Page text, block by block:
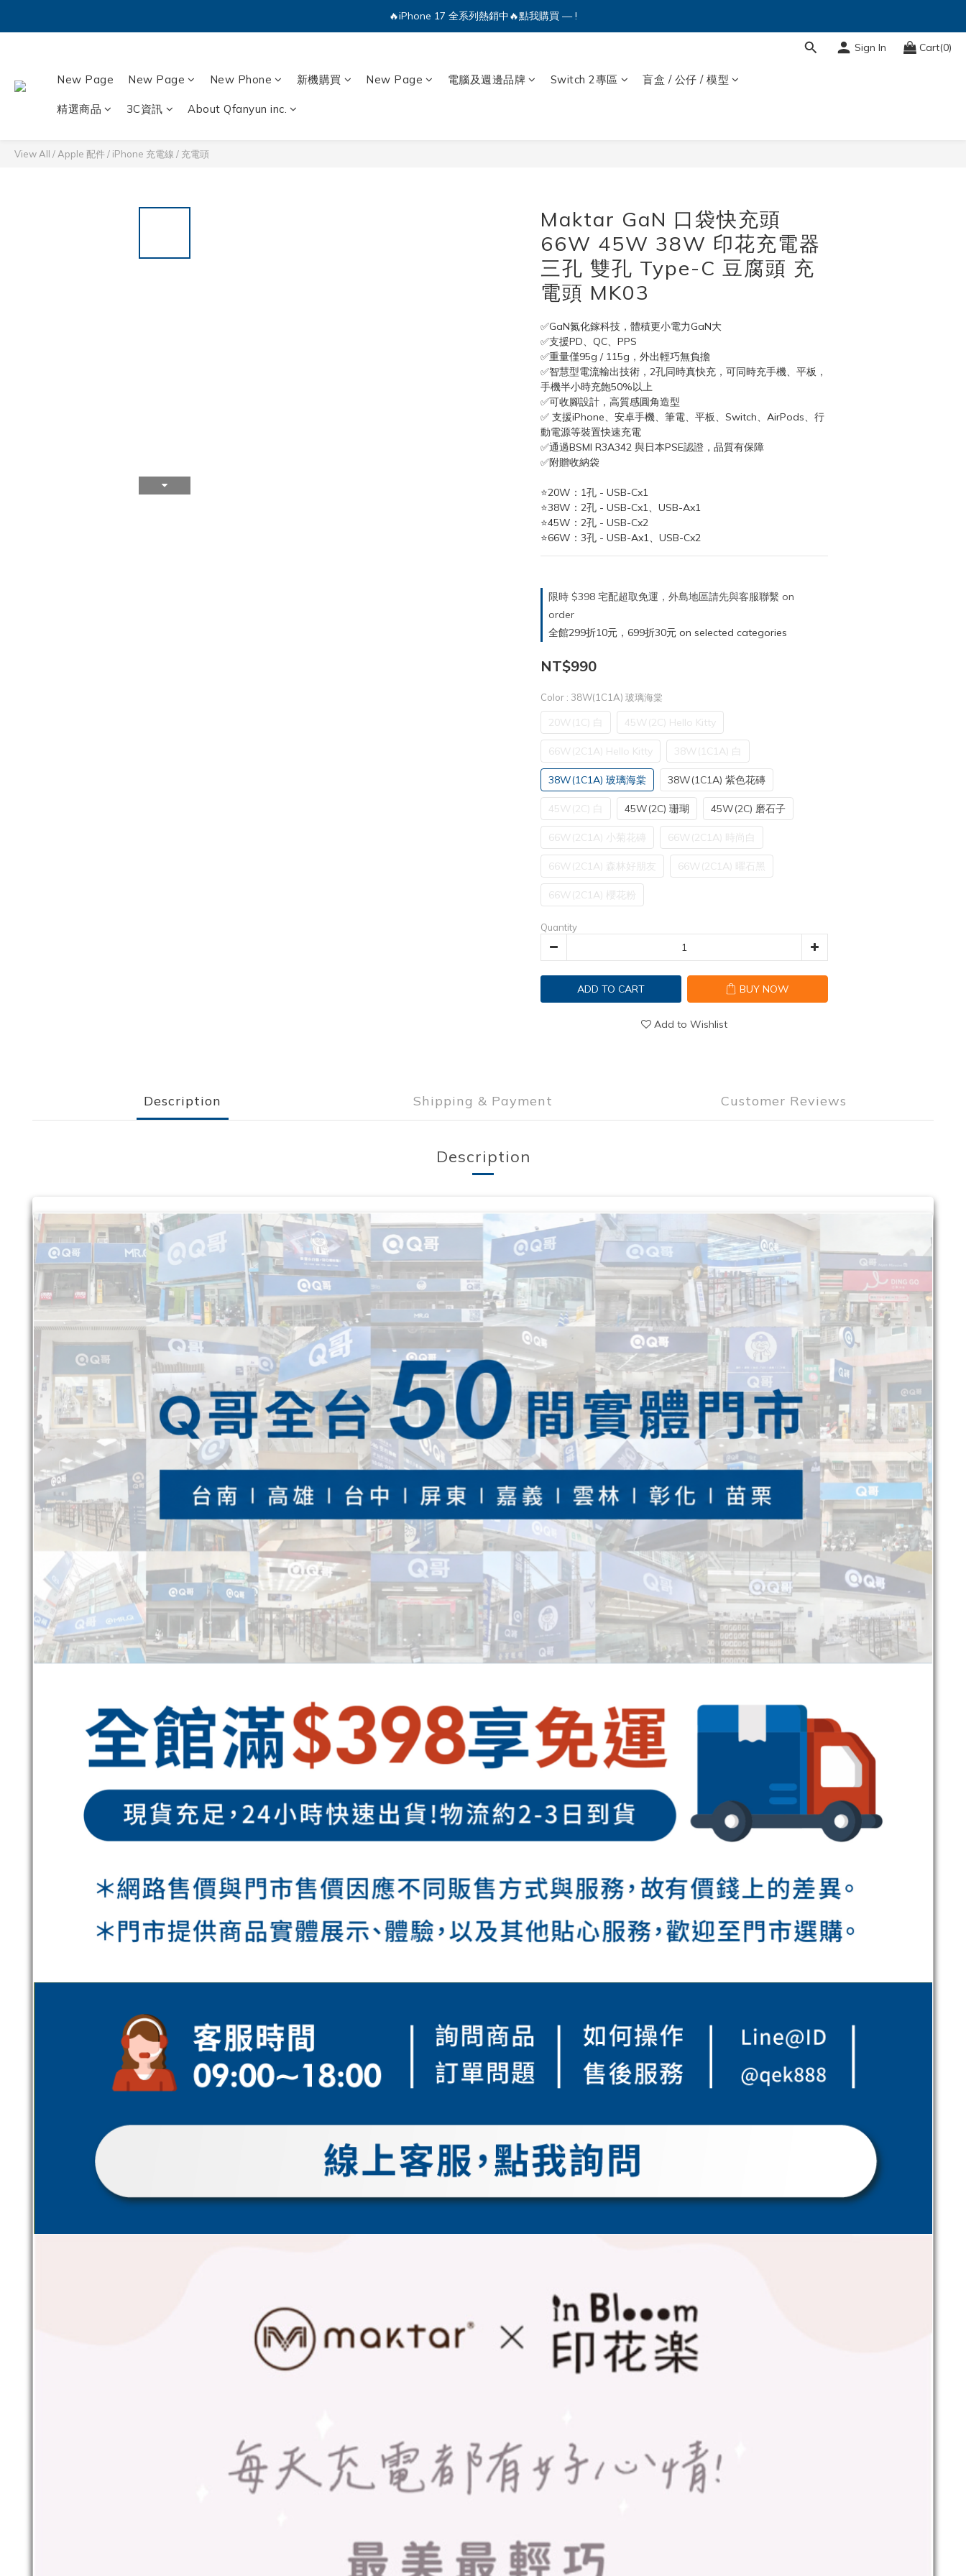
🔥iPhone 17 全系列熱銷中🔥點我購買 — !
💕加入Q哥 Line 新好友領優惠券！🎫
Sign In Cart(0)
New Page New Page New Phone 新機購買 New Page 電腦及週邊品牌 Switch 2專區 盲盒 / 公仔 / 模型
精選商品 3C資訊 About Qfanyun inc.
View All / Apple 配件/ iPhone 充電線 / 充電頭
Maktar GaN 口袋快充頭
66W 45W 38W 印花充電器
三孔 雙孔 Type-C 豆腐頭 充
電頭 MK03
✅GaN氮化鎵科技，體積更小電力GaN大
✅支援PD、QC、PPS
✅重量僅95g / 115g，外出輕巧無負擔
✅智慧型電流輸出技術，2孔同時真快充，可同時充手機、平板，
手機半小時充飽50%以上
✅可收腳設計，高質感圓角造型
✅ 支援iPhone、安卓手機、筆電、平板、Switch、AirPods、行
動電源等裝置快速充電
✅通過BSMI R3A342 與日本PSE認證，品質有保障
✅附贈收納袋
⭐20W：1孔 - USB-Cx1
⭐38W：2孔 - USB-Cx1、USB-Ax1
⭐45W：2孔 - USB-Cx2
⭐66W：3孔 - USB-Ax1、USB-Cx2
限時 $398 宅配超取免運，外島地區請先與客服聯繫 on
order
全館299折10元，699折30元 on selected categories
NT$990
Color : 38W(1C1A) 玻璃海棠
20W(1C) 白 45W(2C) Hello Kitty
66W(2C1A) Hello Kitty 38W(1C1A) 白
38W(1C1A) 玻璃海棠 38W(1C1A) 紫色花磚
45W(2C) 白 45W(2C) 珊瑚 45W(2C) 磨石子
66W(2C1A) 小菊花磚 66W(2C1A) 時尚白
66W(2C1A) 森林好朋友 66W(2C1A) 曜石黑
66W(2C1A) 櫻花粉
Quantity
ADD TO CART BUY NOW
Add to Wishlist
Description Shipping & Payment Customer Reviews
Description